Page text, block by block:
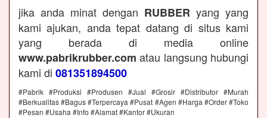
jika anda minat dengan RUBBER yang yang
kami ajukan, anda tepat datang di situs kami
yang berada di media online
www.pabrikrubber.com atau langsung hubungi
kami di 081351894500
#Pabrik #Produksi #Produsen #Jual #Grosir #Distributor #Murah
#Berkualitas #Bagus #Terpercaya #Pusat #Agen #Harga #Order #Toko
#Pesan #Usaha #Info #Alamat #Kantor #Ukuran